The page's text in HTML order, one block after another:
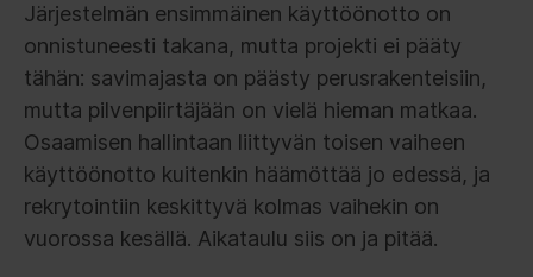
Järjestelmän ensimmäinen käyttöönotto on
onnistuneesti takana, mutta projekti ei pääty
tähän: savimajasta on päästy perusrakenteisiin,
mutta pilvenpiirtäjään on vielä hieman matkaa.
Osaamisen hallintaan liittyvän toisen vaiheen
käyttöönotto kuitenkin häämöttää jo edessä, ja
rekrytointiin keskittyvä kolmas vaihekin on
vuorossa kesällä. Aikataulu siis on ja pitää.